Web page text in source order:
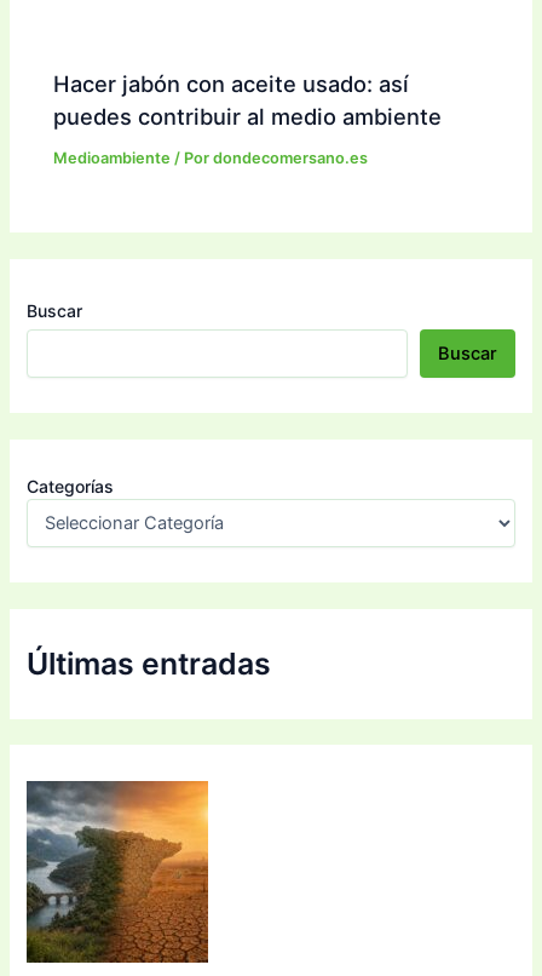
Hacer jabón con aceite usado: así
puedes contribuir al medio ambiente
Medioambiente / Pordondecomersano.es
Buscar
Buscar
Categorías
Últimas entradas